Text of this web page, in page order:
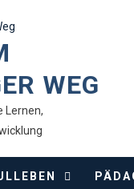
WEG
Lernen,